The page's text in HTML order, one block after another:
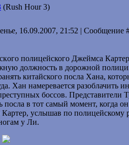
(Rush Hour 3)
16.09.2007, 21:52 | Сообщение
полицeйского Джеймса
должность в дорожной
китайского посла Хана,
Хан намеревается разоблачить
боссов.
посла в тот самый момент, когда
услышав по полицейскому
у Ли.